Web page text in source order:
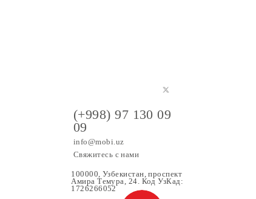
4210,35 сум. На балансе абонента 3000 сум. В
тариф.